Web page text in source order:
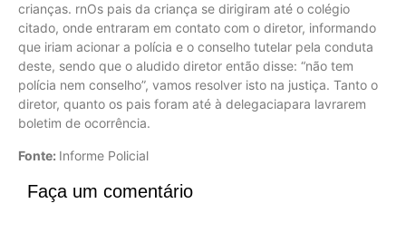
crianças. rnOs pais da criança se dirigiram até o colégio
citado, onde entraram em contato com o diretor, informando
que iriam acionar a polícia e o conselho tutelar pela conduta
deste, sendo que o aludido diretor então disse: “não tem
polícia nem conselho”, vamos resolver isto na justiça. Tanto o
diretor, quanto os pais foram até à delegaciapara lavrarem
boletim de ocorrência.
Fonte: Informe Policial
Faça um comentário